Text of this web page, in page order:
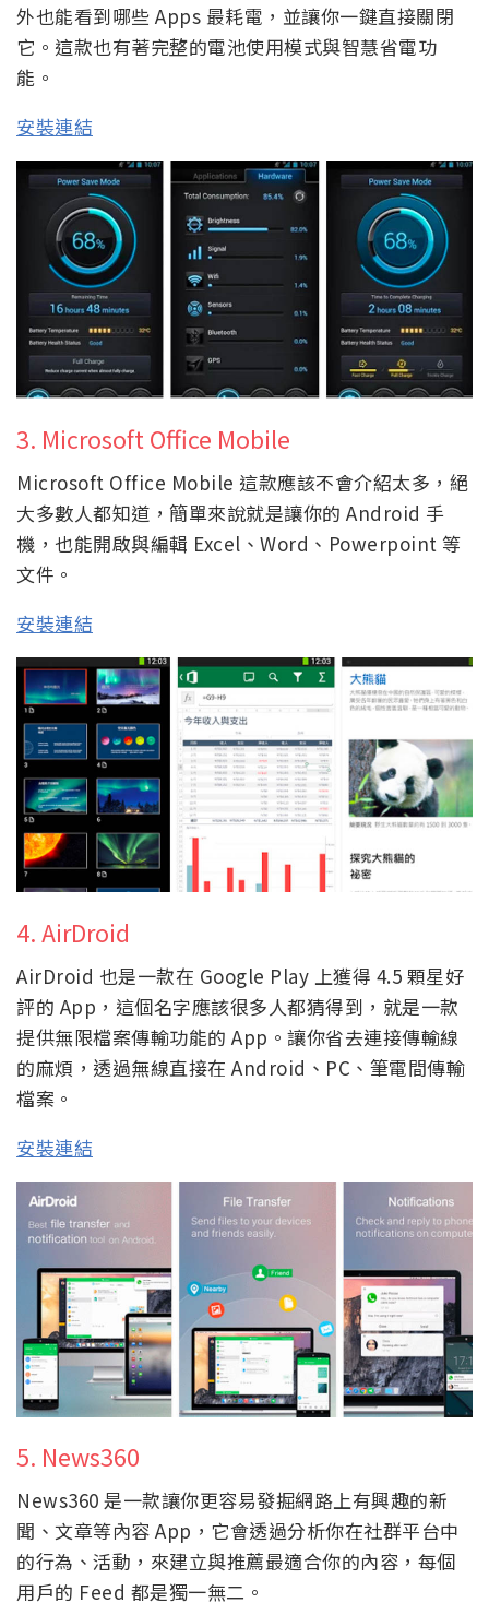
外也能看到哪些 Apps 最耗電，並讓你一鍵直接關閉
它。這款也有著完整的電池使用模式與智慧省電功
能。
安裝連結
3. Microsoft Office Mobile
Microsoft Office Mobile 這款應該不會介紹太多，絕
大多數人都知道，簡單來說就是讓你的 Android 手
機，也能開啟與編輯 Excel、Word、Powerpoint 等
文件。
安裝連結
4. AirDroid
AirDroid 也是一款在 Google Play 上獲得 4.5 顆星好
評的 App，這個名字應該很多人都猜得到，就是一款
提供無限檔案傳輸功能的 App。讓你省去連接傳輸線
的麻煩，透過無線直接在 Android、PC、筆電間傳輸
檔案。
安裝連結
5. News360
News360 是一款讓你更容易發掘網路上有興趣的新
聞、文章等內容 App，它會透過分析你在社群平台中
的行為、活動，來建立與推薦最適合你的內容，每個
用戶的 Feed 都是獨一無二。